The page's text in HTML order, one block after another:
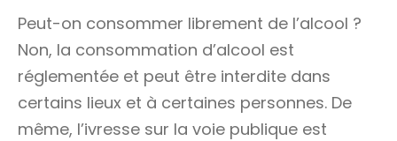
Peut-on consommer librement de l’alcool ?
Non, la consommation d’alcool est
réglementée et peut être interdite dans
certains lieux et à certaines personnes. De
même, l’ivresse sur la voie publique est